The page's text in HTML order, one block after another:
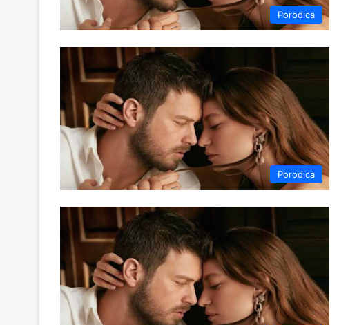
Porodica
Porodica